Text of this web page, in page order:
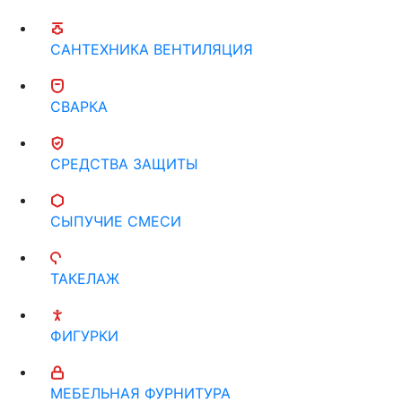
САНТЕХНИКА ВЕНТИЛЯЦИЯ
СВАРКА
СРЕДСТВА ЗАЩИТЫ
СЫПУЧИЕ СМЕСИ
ТАКЕЛАЖ
ФИГУРКИ
МЕБЕЛЬНАЯ ФУРНИТУРА